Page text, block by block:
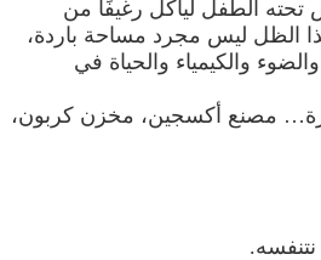
تحته الطفل ليأكل رغيفًا من
الظل ليس مجرد مساحة باردة،
والكيمياء والحياة في
مصنع أكسجين، مخزن كربون،